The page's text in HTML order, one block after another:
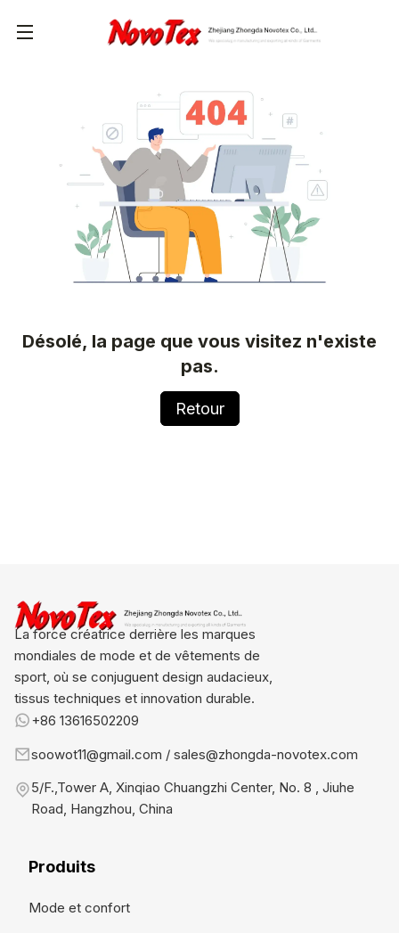
Désolé, la page que vous visitez n'existe
pas.
Retour
La force créatrice derrière les marques
mondiales de mode et de vêtements de
sport, où se conjuguent design audacieux,
tissus techniques et innovation durable.
+86 13616502209
soowot11@gmail.com / sales@zhongda-novotex.com
5/F.,Tower A, Xinqiao Chuangzhi Center, No. 8 , Jiuhe
Road, Hangzhou, China
Produits
Mode et confort